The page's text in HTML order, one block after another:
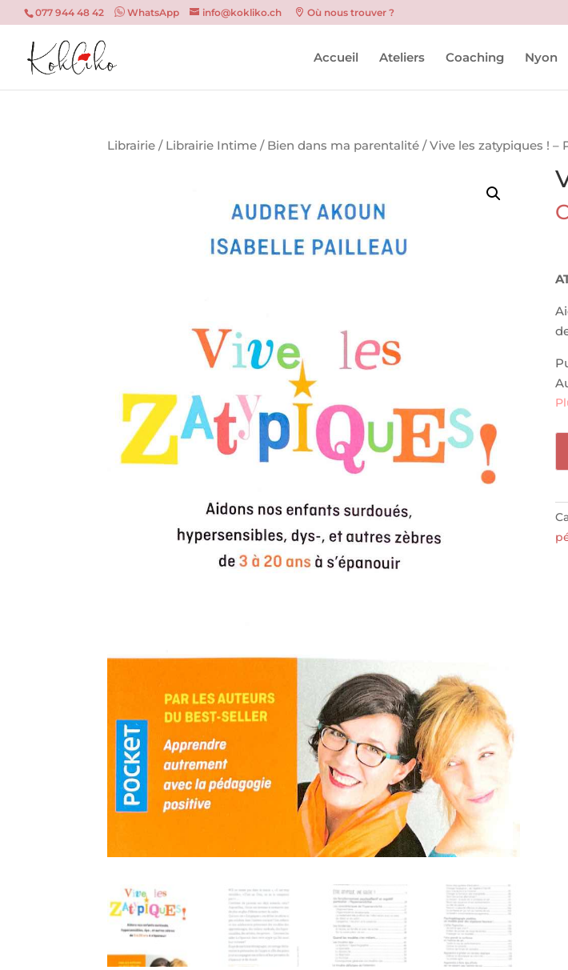
077 944 48 42 WhatsApp info@kokliko.ch Où nous trouver ?
Accueil Ateliers Coaching Nyon
Librairie / Librairie Intime / Bien dans ma parentalité / Vive les zatypiques ! –
!